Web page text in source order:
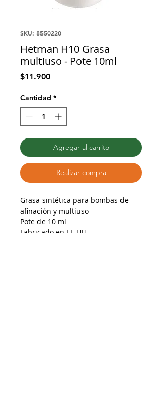
SKU: 8550220
Hetman H10 Grasa
multiuso - Pote 10ml
$11.900Precio
Cantidad *
Agregar al carrito
Realizar compra
Grasa sintética para bombas de
afinación y multiuso
Pote de 10 ml
Fabricado en EE.UU.